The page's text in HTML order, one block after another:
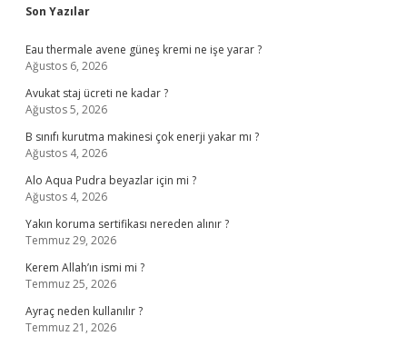
Sidebar
Son Yazılar
Eau thermale avene güneş kremi ne işe yarar ?
Ağustos 6, 2026
Avukat staj ücreti ne kadar ?
Ağustos 5, 2026
B sınıfı kurutma makinesi çok enerji yakar mı ?
Ağustos 4, 2026
Alo Aqua Pudra beyazlar için mi ?
Ağustos 4, 2026
Yakın koruma sertifikası nereden alınır ?
Temmuz 29, 2026
Kerem Allah’ın ismi mi ?
Temmuz 25, 2026
Ayraç neden kullanılır ?
Temmuz 21, 2026